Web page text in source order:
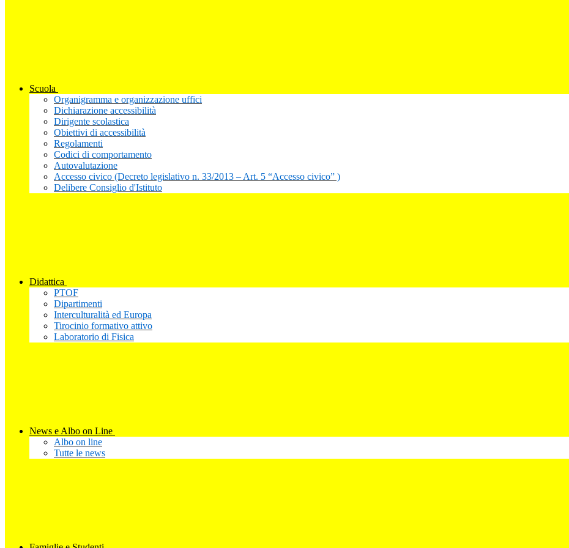
Scuola
Organigramma e organizzazione uffici
Dichiarazione accessibilità
Dirigente scolastica
Obiettivi di accessibilità
Regolamenti
Codici di comportamento
Autovalutazione
Accesso civico (Decreto legislativo n. 33/2013 – Art. 5 “Accesso civico” )
Delibere Consiglio d'Istituto
Didattica
PTOF
Dipartimenti
Interculturalità ed Europa
Tirocinio formativo attivo
Laboratorio di Fisica
News e Albo on Line
Albo on line
Tutte le news